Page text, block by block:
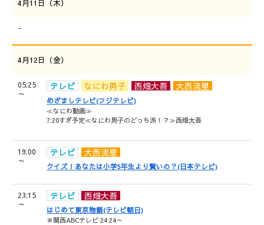
4月11日（木）
-
4月12日（金）
05:25
～
テレビ なにわ男子 西畑大吾 大西流星
めざましテレビ(フジテレビ)
≪なにわ動画≫
7:20すぎ予定≪なにわ男子のどっち派！？≫西畑大吾
19:00
～
テレビ 大西流星
クイズ！あなたは小学5年生より賢いの？(日本テレビ)
23:15
～
テレビ 西畑大吾
はじめて東京物語(テレビ朝日)
※関西ABCテレビ 24:24～